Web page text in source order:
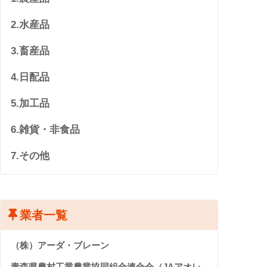
2.水産品
3.畜産品
4.日配品
5.加工品
6.雑貨・非食品
7.その他
業者一覧
（株）アーダ・ブレーン